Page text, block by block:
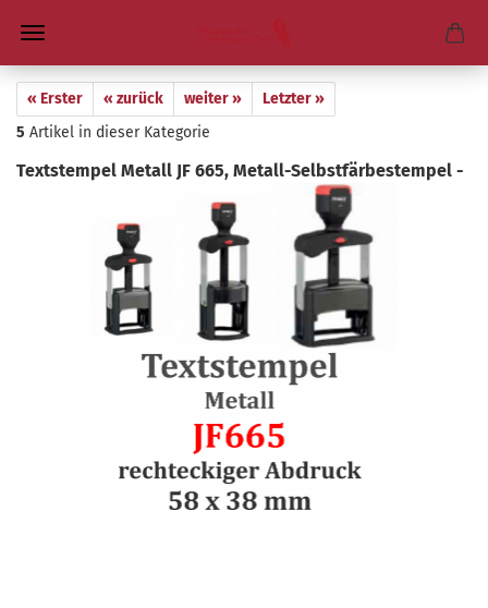
« Erster « zurück weiter »
Letzter »
5 Artikel in dieser Kategorie
Text­stem­pel Me­tall JF 665, Metall-​Selbstfärbestempel -